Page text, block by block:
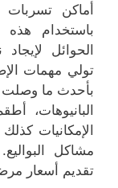
أماكن تسربات
باستخدام هذه
الحوائل
تولي مهمات
بأحدث ما وصلت
البانيوهات،
الإمكانيات
مشاكل
تقديم أسعار